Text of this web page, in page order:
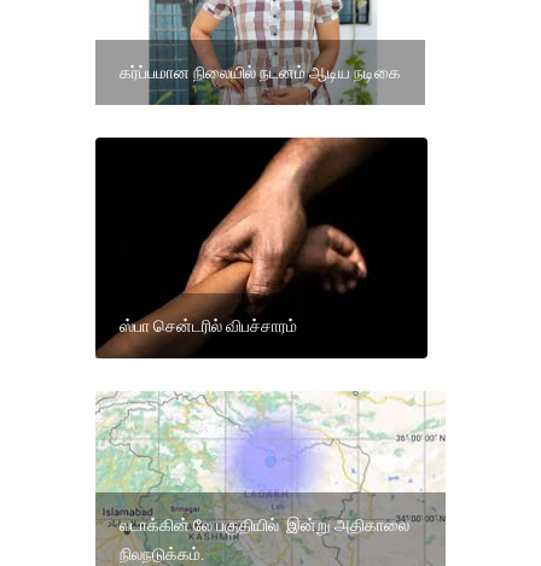
கர்ப்பமான நிலையில் நடனம் ஆடிய நடிகை
ஸ்பா சென்டரில் விபச்சாரம்
லடாக்கின் லே பகுதியில் இன்று அதிகாலை
நிலநடுக்கம்.